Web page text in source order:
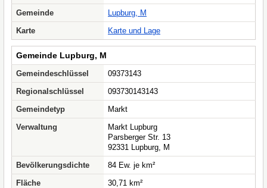
Gemeinde
Lupburg, M
Karte
Karte und Lage
Gemeinde Lupburg, M
Gemeindeschlüssel
09373143
Regionalschlüssel
093730143143
Gemeindetyp
Markt
Verwaltung
Markt Lupburg
Parsberger Str. 13
92331 Lupburg, M
Bevölkerungsdichte
84 Ew. je km²
Fläche
30,71 km²